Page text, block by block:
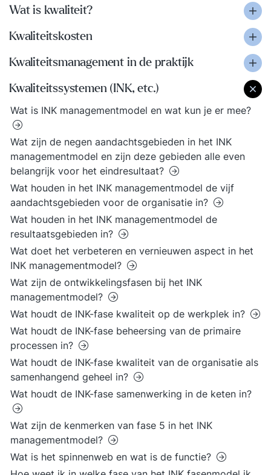
Wat is kwaliteit?
Kwaliteitskosten
Kwaliteitsmanagement in de praktijk
Kwaliteitssystemen (INK, etc.)
Wat is INK managementmodel en wat kun je er mee?
Wat zijn de negen aandachtsgebieden in het INK
managementmodel en zijn deze gebieden alle even
belangrijk voor het eindresultaat?
Wat houden in het INK managementmodel de vijf
aandachtsgebieden voor de organisatie in?
Wat houden in het INK managementmodel de
resultaatsgebieden in?
Wat doet het verbeteren en vernieuwen aspect in het
INK managementmodel?
Wat zijn de ontwikkelingsfasen bij het INK
managementmodel?
Wat houdt de INK-fase kwaliteit op de werkplek in?
Wat houdt de INK-fase beheersing van de primaire
processen in?
Wat houdt de INK-fase kwaliteit van de organisatie als
samenhangend geheel in?
Wat houdt de INK-fase samenwerking in de keten in?
Wat zijn de kenmerken van fase 5 in het INK
managementmodel?
Wat is het spinnenweb en wat is de functie?